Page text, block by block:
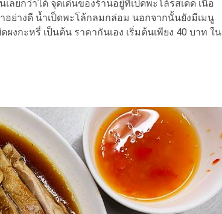
ลยก็ว่าได้ จุดเด่นของร้านอยู่ที่เป็ดพะโล้รสเด็ด เนื้อ
ย่างดี น้ำเป็ดพะโล้กลมกล่อม นอกจากนั้นยังมีเมนู
งกะหรี่ เป็นต้น ราคากันเอง เริ่มต้นเพียง 40 บาท ใน